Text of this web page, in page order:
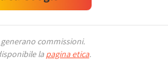
commissioni.
la pagina etica.